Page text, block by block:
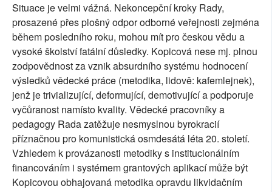
Situace je velmi vážná. Nekoncepční kroky Rady,
prosazené přes plošný odpor odborné veřejnosti zejména
během posledního roku, mohou mít pro českou vědu a
vysoké školství fatální důsledky. Kopicová nese mj. plnou
zodpovědnost za vznik absurdního systému hodnocení
výsledků vědecké práce (metodika, lidově: kafemlejnek),
jenž je trivializující, deformující, demotivující a podporuje
vyčůranost namísto kvality. Vědecké pracovníky a
pedagogy Rada zatěžuje nesmyslnou byrokracií
příznačnou pro komunistická osmdesátá léta 20. století.
Vzhledem k provázanosti metodiky s institucionálním
financováním i systémem grantových aplikací může být
Kopicovou obhajovaná metodika opravdu likvidačním